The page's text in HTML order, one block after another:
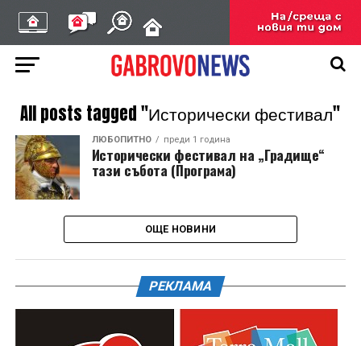
All posts tagged "Исторически фестивал"
ЛЮБОПИТНО преди 1 година
Исторически фестивал на „Градище“
тази събота (Програма)
ОЩЕ НОВИНИ
РЕКЛАМА